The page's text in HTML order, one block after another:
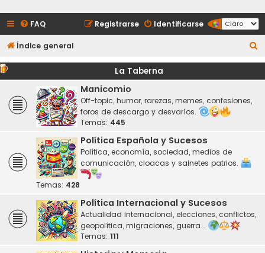
FAQ Identificarse
Registrarse
Índice general
u
La Taberna
Manicomio
Off-topic, humor, rarezas, memes, confesiones,
foros de descargo y desvaríos.
Temas: 445
Política Española y Sucesos
Política, economía, sociedad, medios de
comunicación, cloacas y sainetes patrios.
Temas: 428
Política Internacional y Sucesos
Actualidad internacional, elecciones, conflictos,
geopolítica, migraciones, guerra...
Temas: 111